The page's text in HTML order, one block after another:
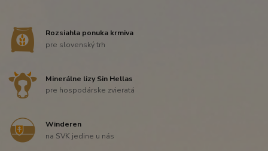
Rozsiahla ponuka krmiva
pre slovenský trh
Minerálne lizy Sin Hellas
pre hospodárske zvieratá
Winderen
na SVK jedine u nás